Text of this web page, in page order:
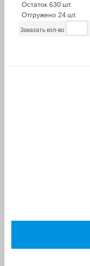
Остаток 630 шт.
Отгружено 24 шт.
Заказать кол-во